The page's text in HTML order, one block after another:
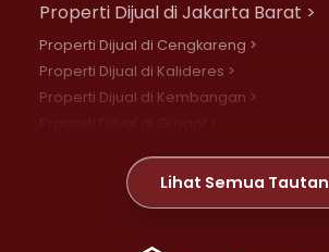
Properti Dijual di Jakarta Barat >
Properti Dijual di Cengkareng >
Properti Dijual di Kalideres >
Properti Dijual di Kembangan >
Properti Dijual di Meruya >
Properti Dijual di Jelambar >
Lihat Semua Tautan